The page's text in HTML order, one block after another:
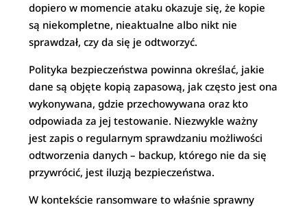
dopiero w momencie ataku okazuje się, że kopie
są niekompletne, nieaktualne albo nikt nie
sprawdzał, czy da się je odtworzyć.
Polityka bezpieczeństwa powinna określać, jakie
dane są objęte kopią zapasową, jak często jest ona
wykonywana, gdzie przechowywana oraz kto
odpowiada za jej testowanie. Niezwykle ważny
jest zapis o regularnym sprawdzaniu możliwości
odtworzenia danych – backup, którego nie da się
przywrócić, jest iluzją bezpieczeństwa.
W kontekście ransomware to właśnie sprawny